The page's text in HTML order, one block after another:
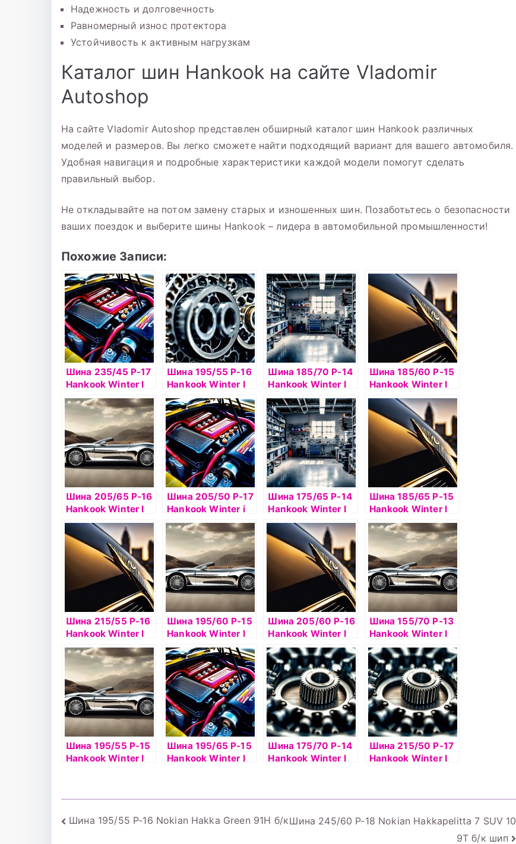
Надежность и долговечность
Равномерный износ протектора
Устойчивость к активным нагрузкам
Каталог шин Hankook на сайте Vladomir
Autoshop
На сайте Vladomir Autoshop представлен обширный каталог шин Hankook различных
моделей и размеров. Вы легко сможете найти подходящий вариант для вашего автомобиля.
Удобная навигация и подробные характеристики каждой модели помогут сделать
правильный выбор.
Не откладывайте на потом замену старых и изношенных шин. Позаботьтесь о безопасности
ваших поездок и выберите шины Hankook – лидера в автомобильной промышленности!
Похожие Записи:
Шина 235/45 Р-17
Hankook Winter I
Pike RS2 W429
97T шип
Шина 195/55 Р-16
Hankook Winter I
Pike RS2 W429
шип б/к
Шина 185/70 Р-14
Hankook Winter I
Pike RS2 W429 б/к
шип
Шина 185/60 Р-15
Hankook Winter I
Pike RS2 W429
шип
Шина 205/65 Р-16
Hankook Winter I
Pike RS2 W429
95T шип
Шина 205/50 Р-17
Hankook Winter i
Pike RS2 W429
93T б/к
Шина 175/65 Р-14
Hankook Winter I
Pike RS2 W429
шип
Шина 185/65 Р-15
Hankook Winter I
Pike RS2 W429
92Т б/к шип
Шина 215/55 Р-16
Hankook Winter I
Pike RS2 W429
97T шип
Шина 195/60 Р-15
Hankook Winter I
Pike RS2 W429
92Т б/к шип
Шина 205/60 Р-16
Hankook Winter I
Pike RS2 W429
94Т б/к шип
Шина 155/70 Р-13
Hankook Winter I
Pike RS2 W429
75Т б/к шип
Шина 195/55 Р-15
Hankook Winter I
Шина 195/65 Р-15
Hankook Winter I
Шина 175/70 Р-14
Hankook Winter I
Шина 215/50 Р-17
Hankook Winter I
Навигация
Шина 195/55 Р-16 Nokian Hakka Green 91H б/кШина 245/60 Р-18 Nokian Hakkapelitta 7 SUV 10
9T б/к шип